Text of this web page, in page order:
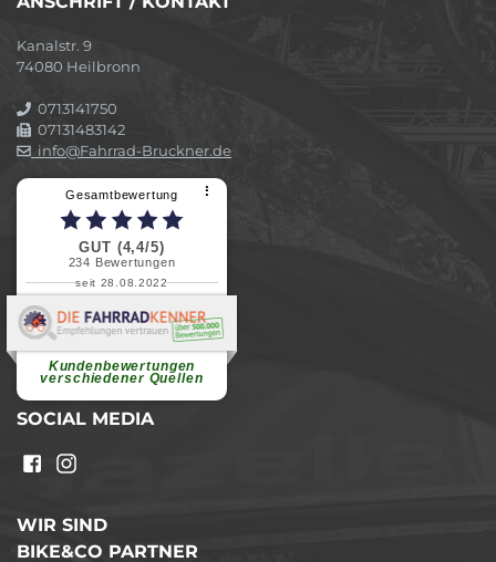
Kanalstr. 9
74080 Heilbronn
0713141750
07131483142
info@Fahrrad-Bruckner.de
Gesamtbewertung ⠇
GUT (4,4/5)
234 Bewertungen
seit 28.08.2022
Kundenbewertungen
verschiedener Quellen
Elvira B.
Superschnelle und freundliche
weiterlesen
SOCIAL MEDIA
WIR SIND
BIKE&CO PARTNER